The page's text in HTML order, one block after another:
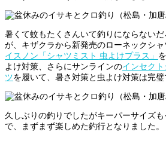
暑くて蚊もたくさんいて釣りにならない
が、キザクラから新発売のローネックシャ
イスノン「シャツミスト 虫よけプラス」
よけ対策、さらにサンラインのインセク
ツを履いて、暑さ対策と虫よけ対策は完璧
久しぶりの釣りでしたがキーパーサイズ
で、まずまず楽しめた釣行となりました。